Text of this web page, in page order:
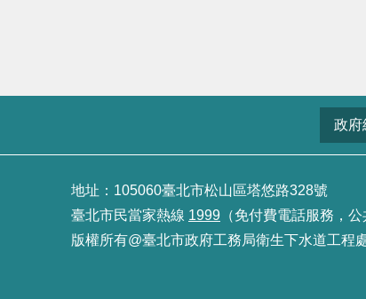
政府
地址：105060臺北市松山區塔悠路328號
臺北市民當家熱線 1999 （免付費電話服務，
版權所有@臺北市政府工務局衛生下水道工程